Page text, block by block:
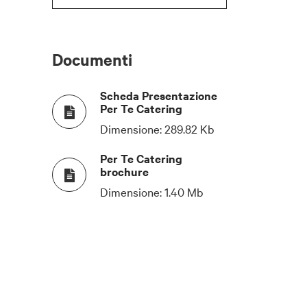
Documenti
Scheda Presentazione
Per Te Catering
Dimensione:289.82 Kb
Per Te Catering
brochure
Dimensione:1.40 Mb